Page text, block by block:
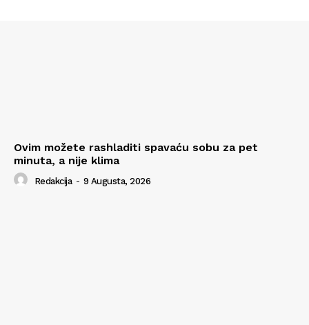
Ovim možete rashladiti spavaću sobu za pet
minuta, a nije klima
Redakcija - 9 Augusta, 2026